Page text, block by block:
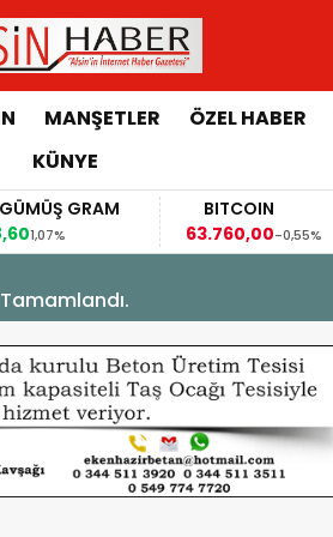
MANŞETLER ÖZEL HABER
KÜNYE
BITCOIN
63.760,00-0,55%